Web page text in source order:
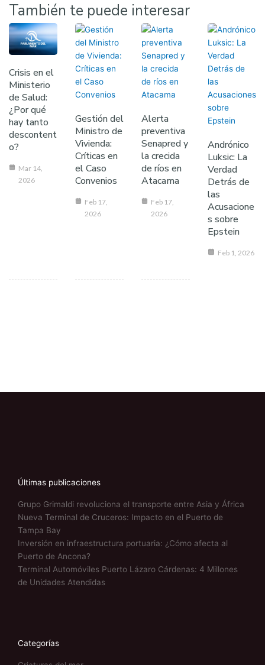
También te puede interesar
Crisis en el
Ministerio
de Salud:
¿Por qué
hay tanto
descontent
o?
Mar 14,
2026
Gestión del
Ministro de
Vivienda:
Críticas en
el Caso
Convenios
Feb 17,
2026
Alerta
preventiva
Senapred y
la crecida
de ríos en
Atacama
Feb 17,
2026
Andrónico
Luksic: La
Verdad
Detrás de
las
Acusacione
s sobre
Epstein
Feb 1, 2026
Últimas publicaciones
Grupo Grimaldi revoluciona el transporte entre Asia y África
Nueva Terminal de Cruceros: Impacto en el Puerto de
Tampa Bay
Inversión en infraestructura portuaria: ¿Cómo afecta al
Puerto de Ancona?
Terminal Automóviles Puerto Lázaro Cárdenas: 4 Millones
de Unidades Atendidas
Categorías